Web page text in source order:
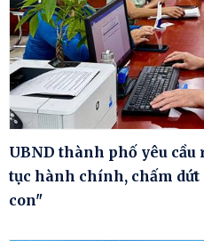
UBND thành phố yêu cầu
tục hành chính, chấm
con"